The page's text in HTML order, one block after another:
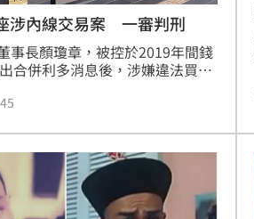
涉內線交易案 一審判刑
事長顏瓊章，被控於2019年間錢
合併利多消息後，涉嫌違法買賣
易罪，起訴顏瓊章及公司財務、
，判處顏男1年有期徒刑，緩刑3
交20萬元。可上訴。